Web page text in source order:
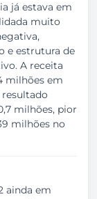
já estava em
muito
e estrutura de
A receita
milhões em
resultado
milhões, pior
milhões no
ainda em